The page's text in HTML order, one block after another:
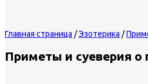
Главная страница /Эзотерика /
Приметы и суеверия о